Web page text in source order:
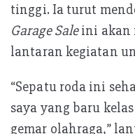
tinggi. Ia turut
Garage Saleini akan
lantaran kegiatan
“Sepatu roda ini
saya yang baru
gemar olahraga,”